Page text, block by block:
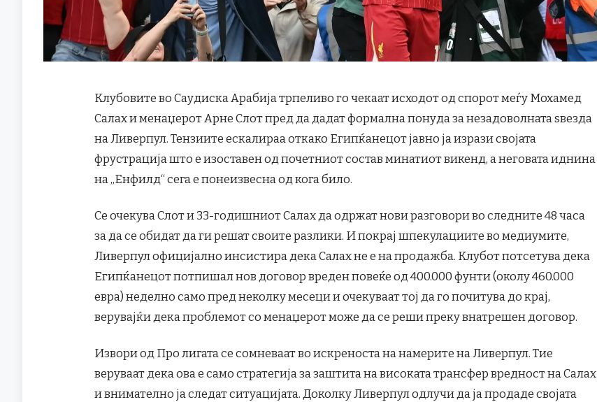
Клубовите во Саудиска Арабија трпеливо го чекаат исходот од спорот меѓу Мохамед
Салах и менаџерот Арне Слот пред да дадат формална понуда за незадоволната ѕвезда
на Ливерпул. Тензиите ескалираа откако Египќанецот јавно ја изрази својата
фрустрација што е изоставен од почетниот состав минатиот викенд, а неговата иднина
на „Енфилд“ сега е понеизвесна од кога било.
Се очекува Слот и 33-годишниот Салах да одржат нови разговори во следните 48 часа
за да се обидат да ги решат своите разлики. И покрај шпекулациите во медиумите,
Ливерпул официјално инсистира дека Салах не е на продажба. Клубот потсетува дека
Египќанецот потпишал нов договор вреден повеќе од 400.000 фунти (околу 460.000
евра) неделно само пред неколку месеци и очекуваат тој да го почитува до крај,
верувајќи дека проблемот со менаџерот може да се реши преку внатрешен договор.
Извори од Про лигата се сомневаат во искреноста на намерите на Ливерпул. Тие
веруваат дека ова е само стратегија за заштита на високата трансфер вредност на Салах
и внимателно ја следат ситуацијата. Доколку Ливерпул одлучи да ја продаде својата